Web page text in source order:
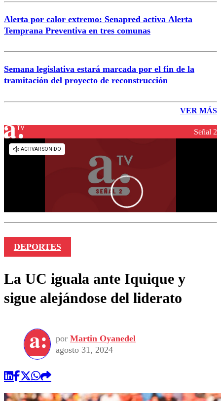
Alerta por calor extremo: Senapred activa Alerta
Temprana Preventiva en tres comunas
Semana legislativa estará marcada por el fin de la
tramitación del proyecto de reconstrucción
VER MÁS
Señal 2
DEPORTES
La UC iguala ante Iquique y
sigue alejándose del liderato
por Martin Oyanedel
agosto 31, 2024